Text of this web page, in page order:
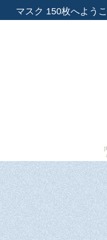
マスク 150枚へよう